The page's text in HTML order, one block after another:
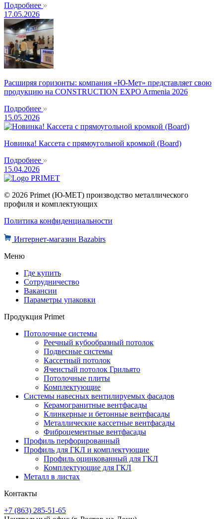
Подробнее
17.05.2026
Расширяя горизонты: компания «Ю-Мет» представляет свою
продукцию на CONSTRUCTION EXPO Armenia 2026
Подробнее
15.05.2026
Новинка! Кассета с прямоугольной кромкой (Board)
Подробнее
15.04.2026
© 2026 Primet (Ю-МЕТ) производство металлического
профиля и комплектующих
Политика конфиденциальности
Интернет-магазин Bazabirs
Меню
Где купить
Сотрудничество
Вакансии
Параметры упаковки
Продукция Primet
Потолочные системы
Реечный кубообразный потолок
Подвесные системы
Кассетный потолок
Ячеистый потолок Грильято
Потолочные плиты
Комплектующие
Системы навесных вентилируемых фасадов
Керамогранитные вентфасады
Клинкерные и бетонные вентфасады
Металлические кассетные вентфасады
Фиброцементные вентфасады
Профиль перфорированный
Профиль для ГКЛ и комплектующие
Профиль оцинкованный для ГКЛ
Комплектующие для ГКЛ
Металл в листах
Контакты
+7 (863) 285-51-65